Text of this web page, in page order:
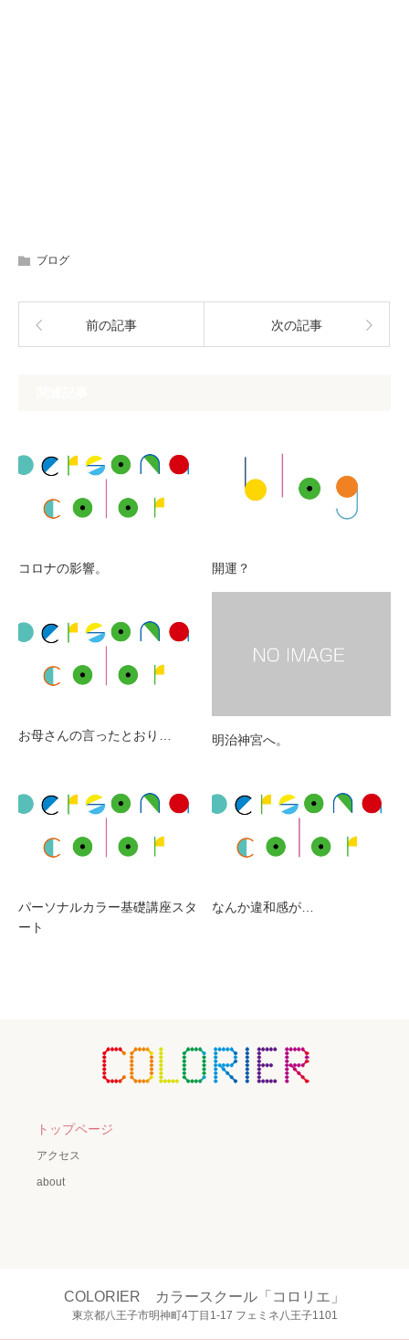
ブログ
前の記事 次の記事
コロナの影響。 開運？
お母さんの言ったとおり… 明治神宮へ。
パーソナルカラー基礎講座スタ
ート
なんか違和感が…
トップページ
アクセス
about
COLORIER カラースクール「コロリエ」
東京都八王子市明神町4丁目1-17 フェミネ八王子1101